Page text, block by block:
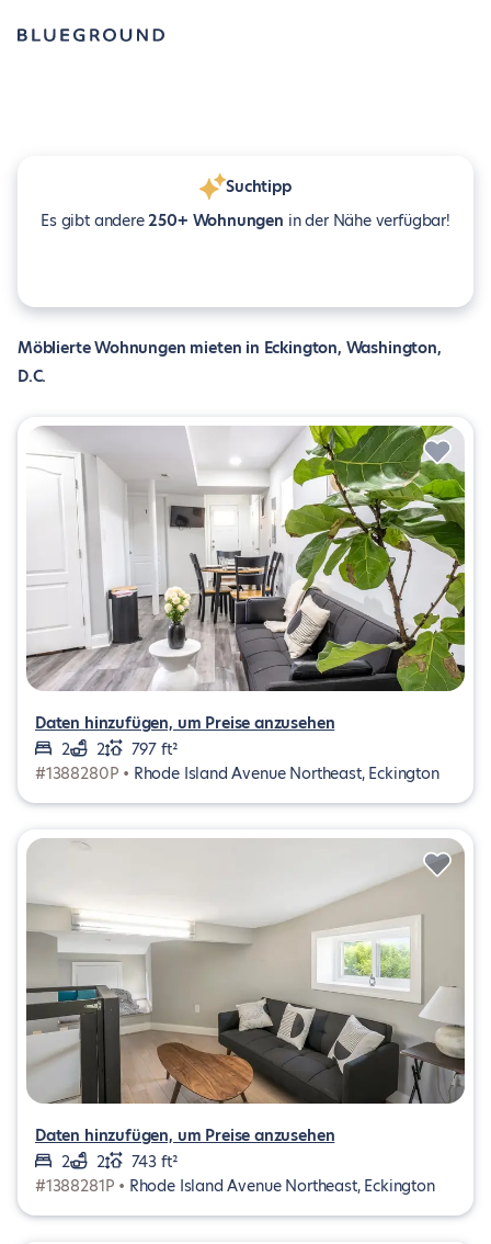
Suchtipp
Es gibt andere250+ Wohnungen in der Nähe verfügbar!
Möblierte Wohnungen mieten in Eckington, Washington,
D.C.
Daten hinzufügen, um Preise anzusehen
2
2
797 ft²
#1388280P • Rhode Island Avenue Northeast, Eckington
Daten hinzufügen, um Preise anzusehen
2
2
743 ft²
#1388281P • Rhode Island Avenue Northeast, Eckington